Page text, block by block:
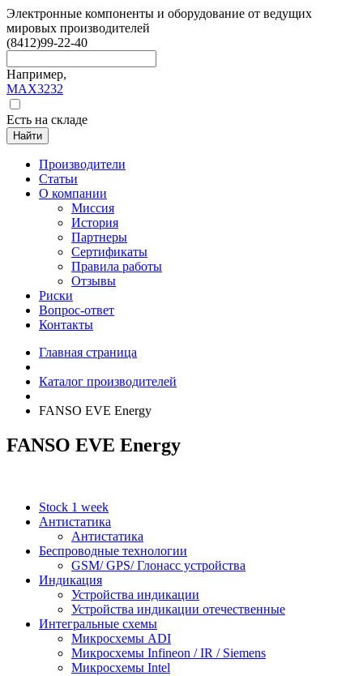
Электронные компоненты и оборудование от ведущих
мировых производителей
(8412)99-22-40
Например,
MAX3232
Есть на складе
Найти
Производители
Статьи
О компании
Миссия
История
Партнеры
Сертификаты
Правила работы
Отзывы
Риски
Вопрос-ответ
Контакты
Главная страница
Каталог производителей
FANSO EVE Energy
FANSO EVE Energy
Stock 1 week
Антистатика
Антистатика
Беспроводные технологии
GSM/ GPS/ Глонасс устройства
Индикация
Устройства индикации
Устройства индикации отечественные
Интегральные схемы
Микросхемы ADI
Микросхемы Infineon / IR / Siemens
Микросхемы Intel